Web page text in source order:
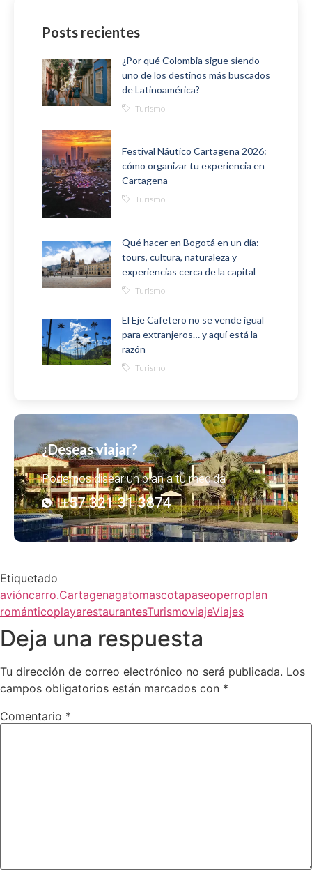
Posts recientes
¿Por qué Colombia sigue siendo
uno de los destinos más buscados
de Latinoamérica?
Turismo
Festival Náutico Cartagena 2026:
cómo organizar tu experiencia en
Cartagena
Turismo
Qué hacer en Bogotá en un día:
tours, cultura, naturaleza y
experiencias cerca de la capital
Turismo
El Eje Cafetero no se vende igual
para extranjeros… y aquí está la
razón
Turismo
¿Deseas viajar?
Podemos disear un plan a tu medida
+57 321 31 3874
Etiquetado
avióncarro.Cartagenagatomascotapaseoperroplan
románticoplayarestaurantesTurismoviajeViajes
Deja una respuesta
Tu dirección de correo electrónico no será publicada. Los
campos obligatorios están marcados con *
Comentario *